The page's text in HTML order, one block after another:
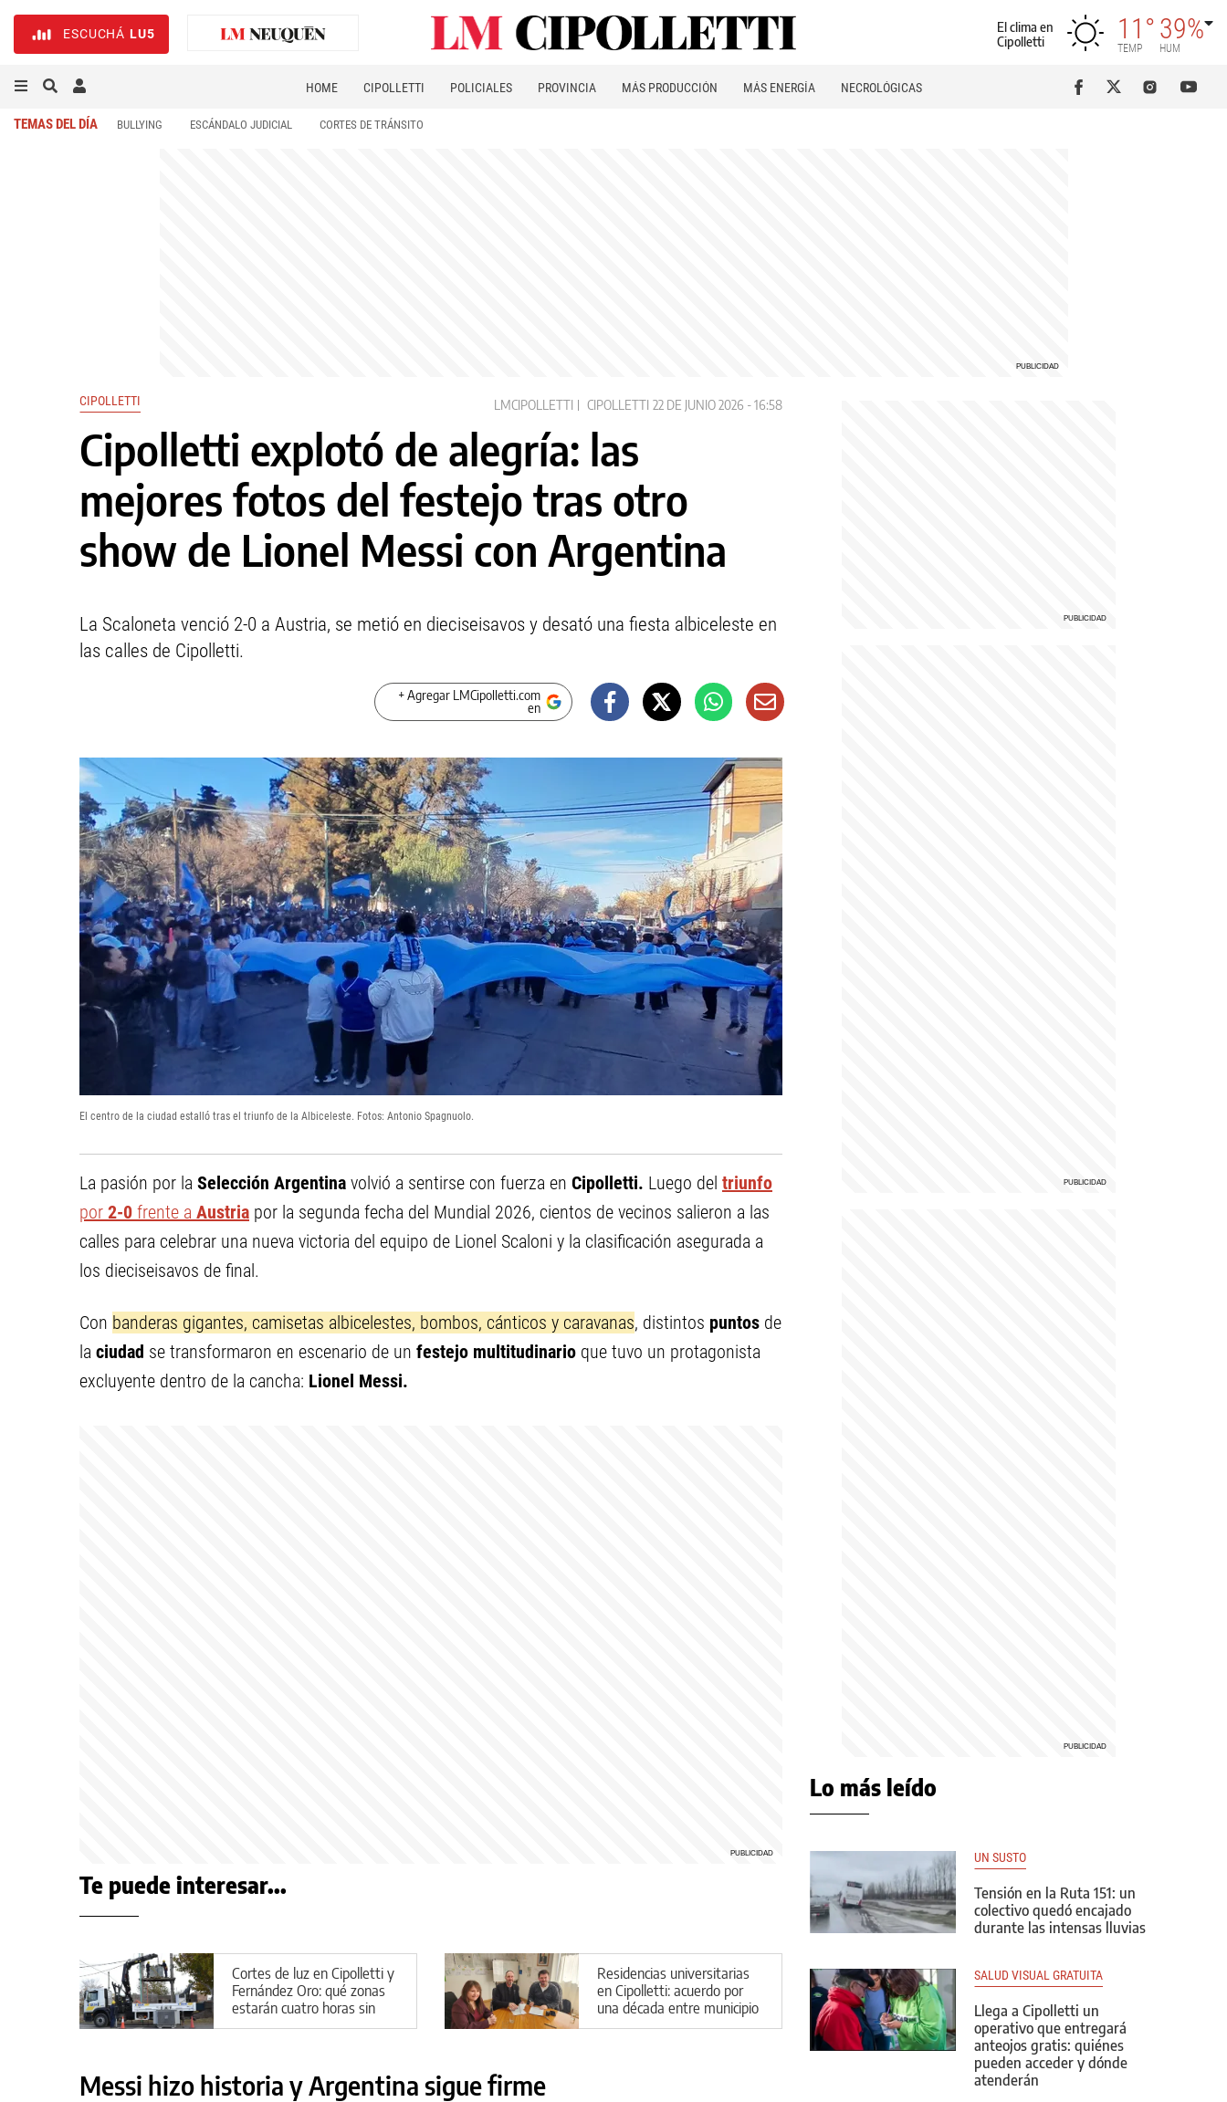
ESCUCHÁ LU5
El clima en
Cipolletti
11°
TEMP
39%
HUM
HOME CIPOLLETTI POLICIALES PROVINCIA MÁS PRODUCCIÓN MÁS ENERGÍA NECROLÓGICAS
TEMAS DEL DÍA BULLYING ESCÁNDALO JUDICIAL CORTES DE TRÁNSITO
CIPOLLETTI LMCIPOLLETTI CIPOLLETTI 22 DE JUNIO 2026 - 16:58
Cipolletti explotó de alegría: las
mejores fotos del festejo tras otro
show de Lionel Messi con Argentina
La Scaloneta venció 2-0 a Austria, se metió en dieciseisavos y desató una fiesta albiceleste en
las calles de Cipolletti.
+ Agregar LMCipolletti.com
en
El centro de la ciudad estalló tras el triunfo de la Albiceleste. Fotos: Antonio Spagnuolo.
La pasión por la Selección Argentina volvió a sentirse con fuerza en Cipolletti. Luego del triunfo
por 2-0 frente a Austria por la segunda fecha del Mundial 2026, cientos de vecinos salieron a las
calles para celebrar una nueva victoria del equipo de Lionel Scaloni y la clasificación asegurada a
los dieciseisavos de final.
Con banderas gigantes, camisetas albicelestes, bombos, cánticos y caravanas, distintos puntos de
la ciudad se transformaron en escenario de un festejo multitudinario que tuvo un protagonista
excluyente dentro de la cancha: Lionel Messi.
Te puede interesar...
Cortes de luz en Cipolletti y
Fernández Oro: qué zonas
estarán cuatro horas sin
servicio este viernes
Residencias universitarias
en Cipolletti: acuerdo por
una década entre municipio
y la Unco
Messi hizo historia y Argentina sigue firme
Lo más leído
UN SUSTO
Tensión en la Ruta 151: un
colectivo quedó encajado
durante las intensas lluvias
SALUD VISUAL GRATUITA
Llega a Cipolletti un
operativo que entregará
anteojos gratis: quiénes
pueden acceder y dónde
atenderán